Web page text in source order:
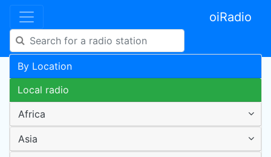
oiRadio
By Location
Local radio
Africa
Asia